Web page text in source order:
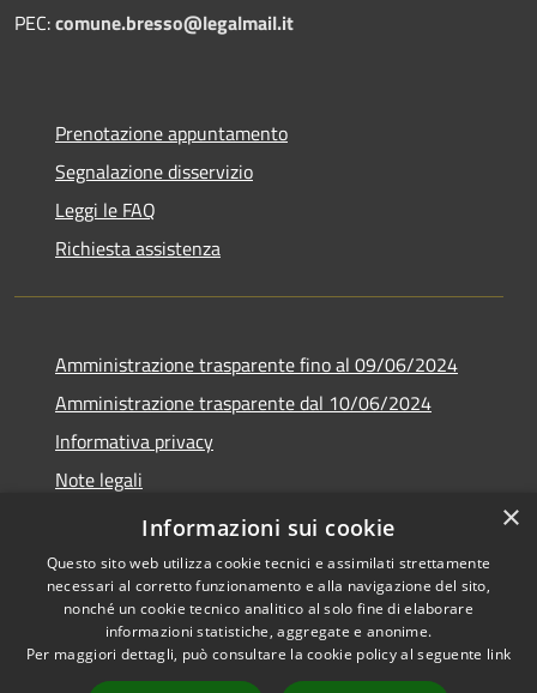
PEC:comune.bresso@legalmail.it
Prenotazione appuntamento
Segnalazione disservizio
Leggi le FAQ
Richiesta assistenza
Amministrazione trasparente fino al 09/06/2024
Amministrazione trasparente dal 10/06/2024
Informativa privacy
Note legali
Dichiarazione di accessibilità
Accessibilità
Copyright © 2026 • Città di
Bresso • Powered by
×
Informazioni sui cookie
Questo sito web utilizza cookie tecnici e assimilati strettamente
necessari al corretto funzionamento e alla navigazione del sito,
nonché un cookie tecnico analitico al solo fine di elaborare
informazioni statistiche, aggregate e anonime.
Per maggiori dettagli, può consultare la cookie policy al seguente link